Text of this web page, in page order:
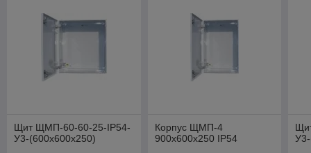
Щит ЩМП-60-60-25-IP54-
У3-(600х600х250)
Корпус ЩМП-4
900х600х250 IP54